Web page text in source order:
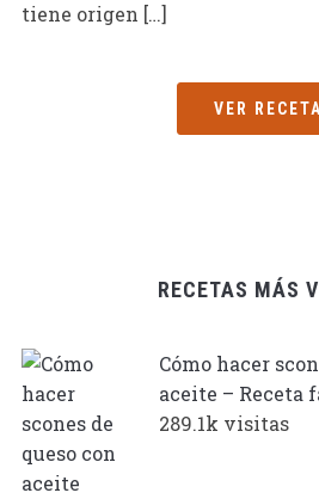
tiene origen […]
VER RECETA
RECETAS MÁS
Cómo hacer
aceite – Receta
289.1k visitas